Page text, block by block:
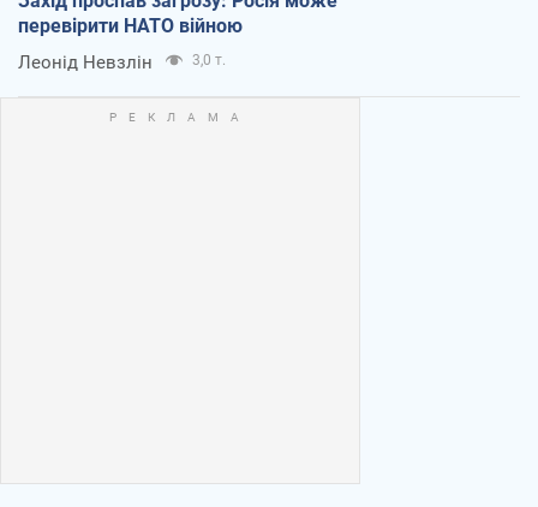
перевірити НАТО війною
Леонід Невзлін 3,0 т.